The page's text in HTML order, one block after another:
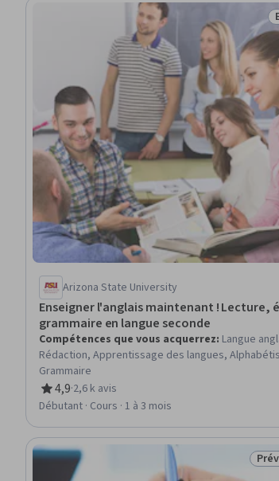
Arizona State University
Enseigner l'anglais maintenant ! Lecture,
grammaire en langue seconde
Compétences que vous acquerrez: Langue
Rédaction, Apprentissage des langues,
Grammaire
4,9
évaluation, 4,9 sur 5 étoiles
·2,6 k avis
Débutant · Cours · 1 à 3 mois